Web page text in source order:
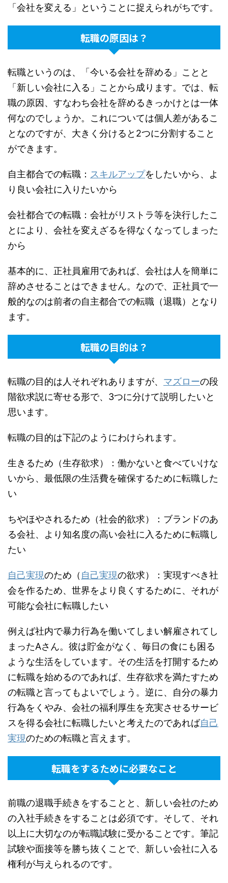
「会社を変える」ということに捉えられがちです。
転職の原因は？
転職というのは、「今いる会社を辞める」ことと
「新しい会社に入る」ことから成ります。では、転
職の原因、すなわち会社を辞めるきっかけとは一体
何なのでしょうか。これについては個人差があるこ
となのですが、大きく分けると2つに分割すること
ができます。
自主都合での転職： スキルアップをしたいから、よ
り良い会社に入りたいから
会社都合での転職：会社がリストラ等を決行したこ
とにより、会社を変えざるを得なくなってしまった
から
基本的に、正社員雇用であれば、会社は人を簡単に
辞めさせることはできません。なので、正社員で一
般的なのは前者の自主都合での転職（退職）となり
ます。
転職の目的は？
転職の目的は人それぞれありますが、 マズローの段
階欲求説に寄せる形で、3つに分けて説明したいと
思います。
転職の目的は下記のようにわけられます。
生きるため（生存欲求）：働かないと食べていけな
いから、最低限の生活費を確保するために転職した
い
ちやほやされるため（社会的欲求）：ブランドのあ
る会社、より知名度の高い会社に入るために転職し
たい
自己実現のため（ 自己実現の欲求）：実現すべき社
会を作るため、世界をより良くするために、それが
可能な会社に転職したい
例えば社内で暴力行為を働いてしまい解雇されてし
まったAさん。彼は貯金がなく、毎日の食にも困る
ような生活をしています。その生活を打開するため
に転職を始めるのであれば、生存欲求を満たすため
の転職と言ってもよいでしょう。逆に、自分の暴力
行為をくやみ、会社の福利厚生を充実させるサービ
スを得る会社に転職したいと考えたのであれば自己
実現のための転職と言えます。
転職をするために必要なこと
前職の退職手続きをすることと、新しい会社のため
の入社手続きをすることは必須です。そして、それ
以上に大切なのが転職試験に受かることです。筆記
試験や面接等を勝ち抜くことで、新しい会社に入る
権利が与えられるのです。